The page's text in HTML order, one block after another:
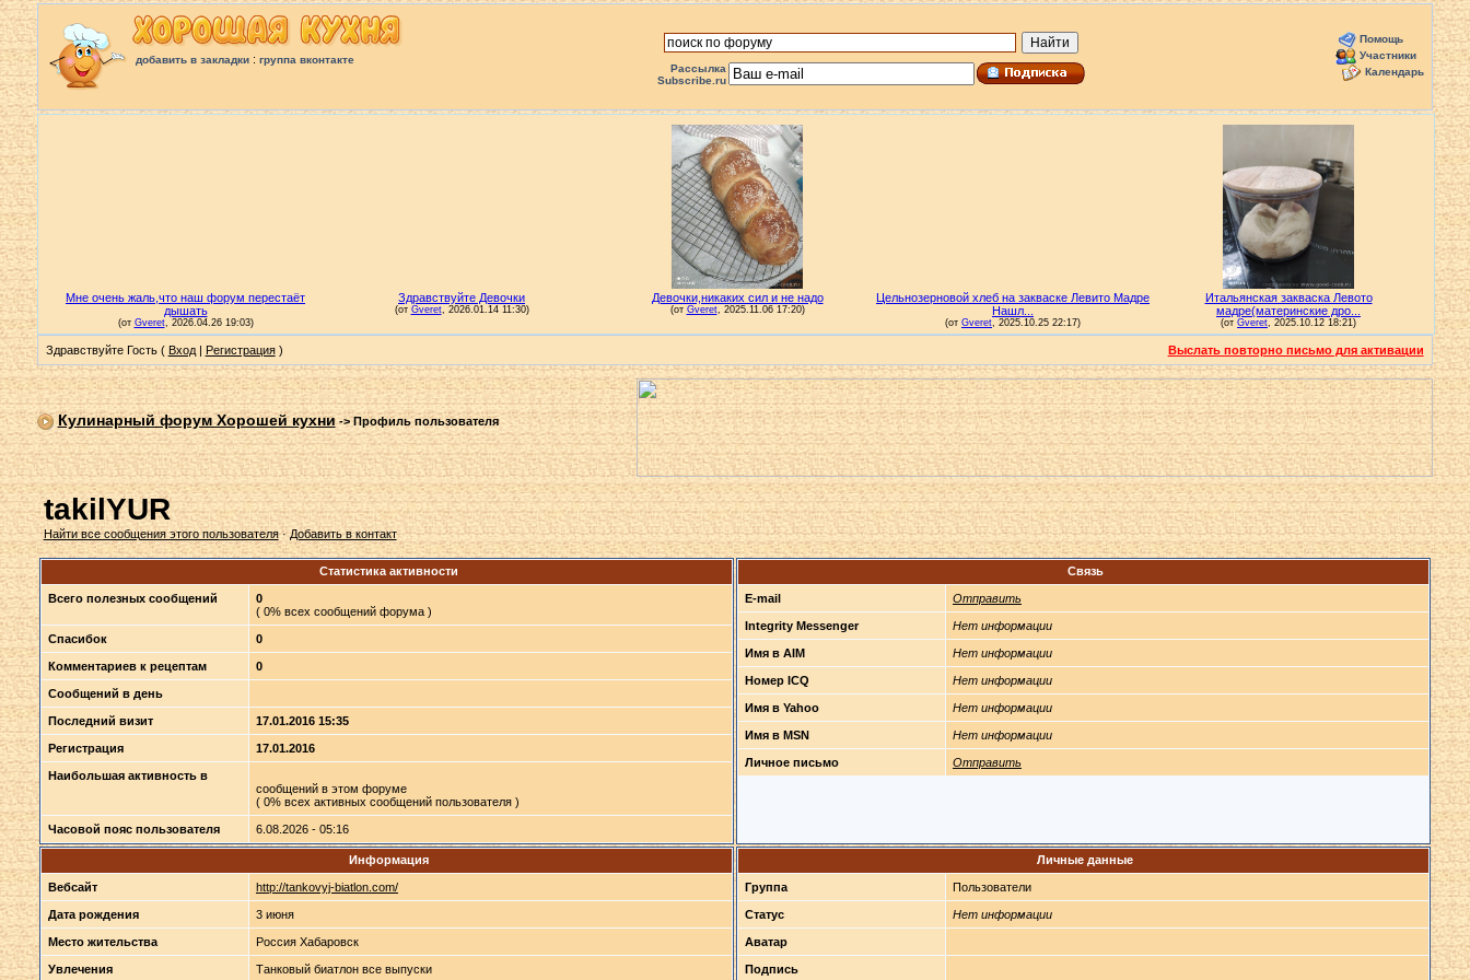
добавить в закладки: группа вконтакте
Рассылка
Subscribe.ru
Помощь
Участники
Календарь
Здравствуйте Гость ( Вход| Регистрация) Выслать повторно письмо для активации
Кулинарный форум Хорошей кухни->Профиль пользователя
takilYUR
Найти все сообщения этого пользователя·Добавить в контакт
Статистика активности
Всего полезных сообщений
0
( 0% всех сообщений форума )
Спасибок 0
Комментариев к рецептам 0
Сообщений в день
Последний визит 17.01.2016 15:35
Регистрация 17.01.2016
Наибольшая активность в
сообщений в этом форуме
( 0% всех активных сообщений пользователя )
Часовой пояс пользователя 6.08.2026 - 05:16
Связь
E-mail Отправить
Integrity Messenger Нет информации
Имя в AIM Нет информации
Номер ICQ Нет информации
Имя в Yahoo Нет информации
Имя в MSN Нет информации
Личное письмо Отправить
Информация
Вебсайт http://tankovyj-biatlon.com/
Дата рождения 3 июня
Место жительства Россия Хабаровск
Увлечения Танковый биатлон все выпуски
Личные данные
Группа Пользователи
Статус Нет информации
Аватар
Подпись